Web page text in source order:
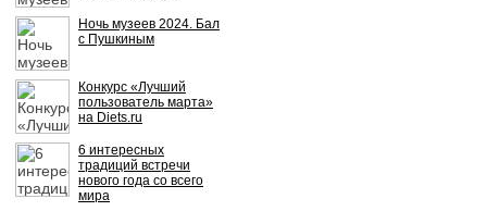
Ночь музеев 2024. Бал
с Пушкиным
Конкурс «Лучший
пользователь марта»
на Diets.ru
6 интересных
традиций встречи
нового года со всего
мира